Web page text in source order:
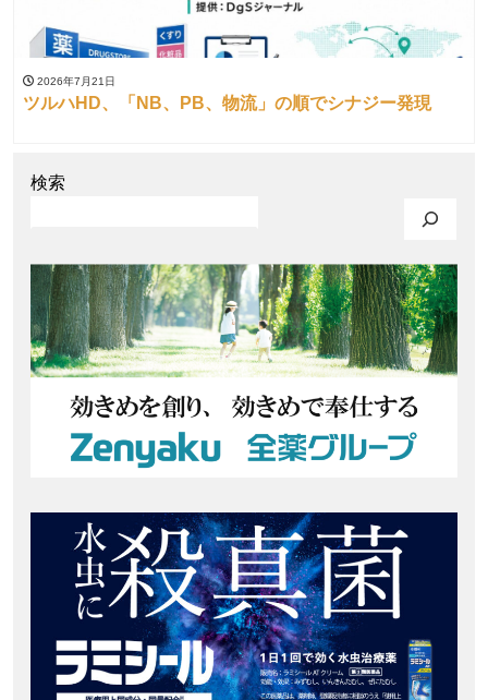
2026年7月21日
ツルハHD、「NB、PB、物流」の順でシナジー発現
検索